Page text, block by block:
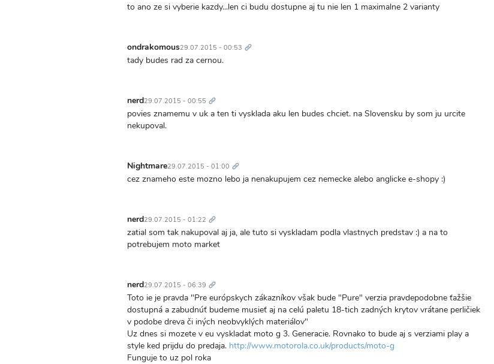
to ano ze si vyberie kazdy...len ci budu dostupne aj tu nie len 1 maximalne 2 varianty
ondrakomous29.07.2015 - 00:53 odkaz
tady budes rad za cernou.
nerd29.07.2015 - 00:55 odkaz
povies znamemu v uk a ten ti vysklada aku len budes chciet. na Slovensku by som ju urcite
nekupoval.
Nightmare29.07.2015 - 01:00 odkaz
cez znameho este mozno lebo ja nenakupujem cez nemecke alebo anglicke e-shopy :)
nerd29.07.2015 - 01:22 odkaz
zatial som tak nakupoval aj ja, ale tuto si vyskladam podla vlastnych predstav :) a na to
potrebujem moto market
nerd29.07.2015 - 06:39 odkaz
Toto ie je pravda "Pre európskych zákazníkov však bude "Pure" verzia pravdepodobne ťažšie
dostupná a zabudnúť budeme musieť aj na celú paletu 18-tich zadných krytov vrátane perličiek
v podobe dreva či iných neobvyklých materiálov"
Uz dnes si mozete v eu vyskladat moto g 3. Generacie. Rovnako to bude aj s verziami play a
style ked prijdu do predaja. http://www.motorola.co.uk/products/moto-g
Funguje to uz pol roka